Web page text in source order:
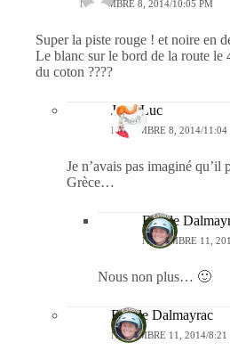
NOVEMBRE 8, 2014/10:05 PM
Super la piste rouge ! et noire en
Le blanc sur le bord de la route le
du coton ????
Jean-Luc
NOVEMBRE 8, 2014/11:04
Je n’avais pas imaginé qu’il
Grèce…
Estelle
NOVEMBRE 11,
Nous non plus… 🙂
Estelle Dalmayrac
NOVEMBRE 11, 2014/8:21